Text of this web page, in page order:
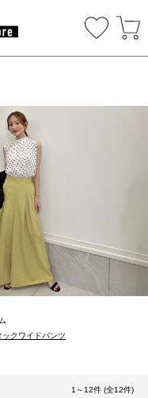
ックワイドパンツ
1～12件 (全12件)